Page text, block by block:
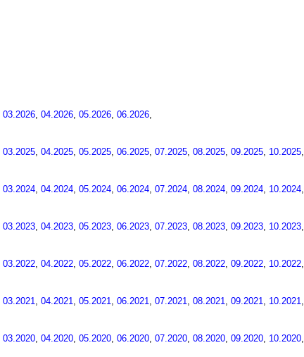
03.2026, 04.2026, 05.2026, 06.2026,
03.2025, 04.2025, 05.2025, 06.2025, 07.2025, 08.2025, 09.2025, 10.2025,
03.2024, 04.2024, 05.2024, 06.2024, 07.2024, 08.2024, 09.2024, 10.2024,
03.2023, 04.2023, 05.2023, 06.2023, 07.2023, 08.2023, 09.2023, 10.2023,
03.2022, 04.2022, 05.2022, 06.2022, 07.2022, 08.2022, 09.2022, 10.2022,
03.2021, 04.2021, 05.2021, 06.2021, 07.2021, 08.2021, 09.2021, 10.2021,
03.2020, 04.2020, 05.2020, 06.2020, 07.2020, 08.2020, 09.2020, 10.2020,